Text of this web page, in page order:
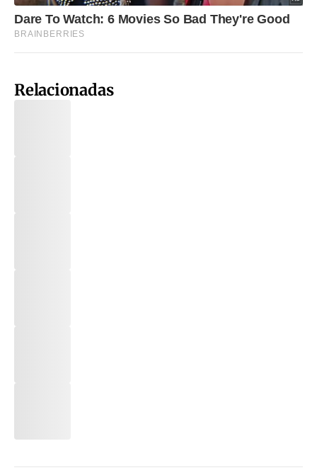
Relacionadas